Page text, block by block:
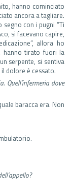
hanno cominciato
ancora a tagliare.
segno con i pugni “Ti
si facevano capire,
allora ho
hanno tirato fuori la
serpente, si sentiva
dolore è cessato.
Quell’infermeria dove
baracca era. Non